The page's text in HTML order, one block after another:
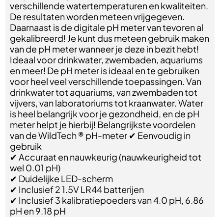
verschillende watertemperaturen en kwaliteiten.
De resultaten worden meteen vrijgegeven.
Daarnaast is de digitale pH meter van tevoren al
gekalibreerd! Je kunt dus meteen gebruik maken
van de pH meter wanneer je deze in bezit hebt!
Ideaal voor drinkwater, zwembaden, aquariums
en meer! De pH meter is ideaal en te gebruiken
voor heel veel verschillende toepassingen. Van
drinkwater tot aquariums, van zwembaden tot
vijvers, van laboratoriums tot kraanwater. Water
is heel belangrijk voor je gezondheid, en de pH
meter helpt je hierbij! Belangrijkste voordelen
van de WildTech ® pH-meter ✔ Eenvoudig in
gebruik
✔ Accuraat en nauwkeurig (nauwkeurigheid tot
wel 0.01 pH)
✔ Duidelijke LED-scherm
✔ Inclusief 2 1.5V LR44 batterijen
✔ Inclusief 3 kalibratiepoeders van 4.0 pH, 6.86
pH en 9.18 pH